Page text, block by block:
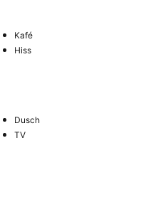
Kafé
Hiss
Dusch
TV